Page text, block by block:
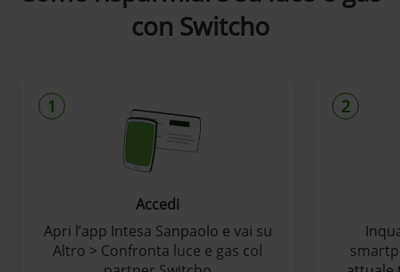
con Switcho
1
Accedi
Apri l’app Intesa Sanpaolo e vai su
Altro > Confronta luce e gas col
2